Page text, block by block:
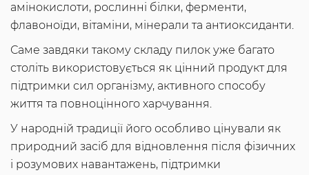
амінокислоти, рослинні білки, ферменти,
флавоноїди, вітаміни, мінерали та антиоксиданти.
Саме завдяки такому складу пилок уже багато
століть використовується як цінний продукт для
підтримки сил організму, активного способу
життя та повноцінного харчування.
У народній традиції його особливо цінували як
природний засіб для відновлення після фізичних
і розумових навантажень, підтримки